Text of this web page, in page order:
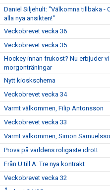
Daniel Siljehult: "Välkomna tillbaka -
alla nya ansikten!"
Veckobrevet vecka 36
Veckobrevet vecka 35
Hockey innan frukost? Nu erbjuder
morgonträningar
Nytt kioskschema
Veckobrevet vecka 34
Varmt välkommen, Filip Antonsson
Veckobrevet vecka 33
Varmt välkommen, Simon
Prova på världens roligaste idrott
Från U till A: Tre nya kontrakt
Veckobrevet vecka 32